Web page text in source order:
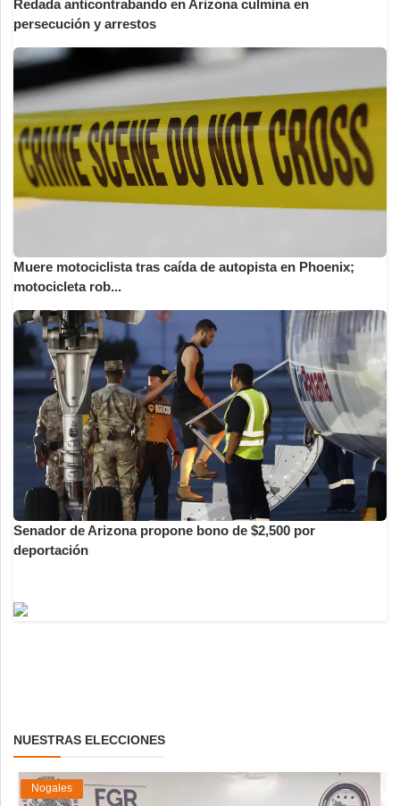
Redada anticontrabando en Arizona culmina en
persecución y arrestos
Muere motociclista tras caída de autopista en Phoenix;
motocicleta rob...
Senador de Arizona propone bono de $2,500 por
deportación
NUESTRAS ELECCIONES
Nogales